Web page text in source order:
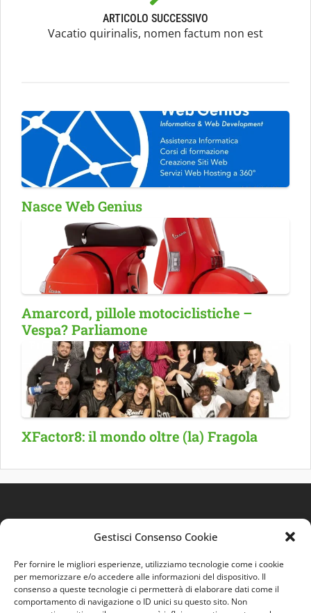
Gestisci Consenso Cookie
Per fornire le migliori esperienze, utilizziamo tecnologie come i cookie
per memorizzare e/o accedere alle informazioni del dispositivo. Il
consenso a queste tecnologie ci permetterà di elaborare dati come il
comportamento di navigazione o ID unici su questo sito. Non
ARTICOLO SUCCESSIVO
Vacatio quirinalis, nomen factum non est
Nasce Web Genius
Amarcord, pillole motociclistiche –
Vespa? Parliamone
XFactor8: il mondo oltre (la) Fragola
Quest'opera è distribuita con LicenzaCreative